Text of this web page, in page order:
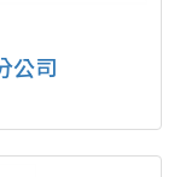
公司